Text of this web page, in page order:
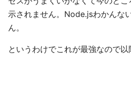
示されません。Node.jsわかんな
ん。
というわけでこれが最強なので以